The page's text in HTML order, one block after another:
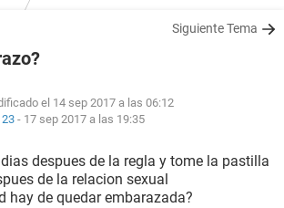
Siguiente Tema
el 14 sep 2017 a las 06:12
- 17 sep 2017 a las 19:35
despues de la regla y tome la pastilla
de la relacion sexual
hay de quedar embarazada?